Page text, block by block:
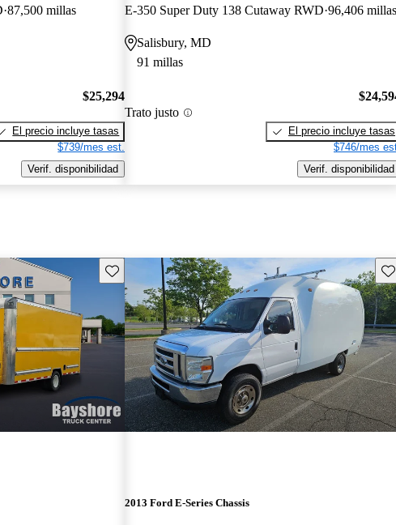
87,500 millas
$25,294
El precio incluye tasas
$739/mes est.
Verif. disponibilidad
E-350 Super Duty 138 Cutaway RWD 96,406
Salisbury, MD
91 millas
Trato justo
El precio incluye tasas
$746/mes
Verif. disponibilidad
Guarda este Aviso
2013 Ford E-Series Chassis